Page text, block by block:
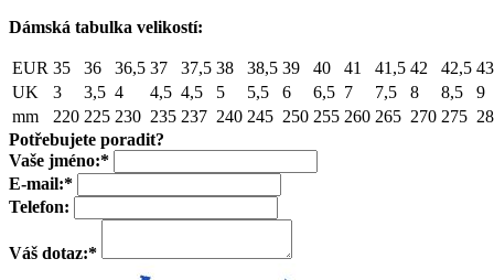
Dámská tabulka velikostí:
EUR 35 36 36,5 37 37,5 38 38,5 39 40 41 41,5 42 42,5 43
UK
3 3,5 4 4,5 4,5 5 5,5 6 6,5 7 7,5 8 8,5
9
mm
220 225 230 235 237 240 245 250 255 260 265 270 275
Potřebujete poradit?
Vaše jméno:*
E-mail:*
Telefon:
Váš dotaz:*